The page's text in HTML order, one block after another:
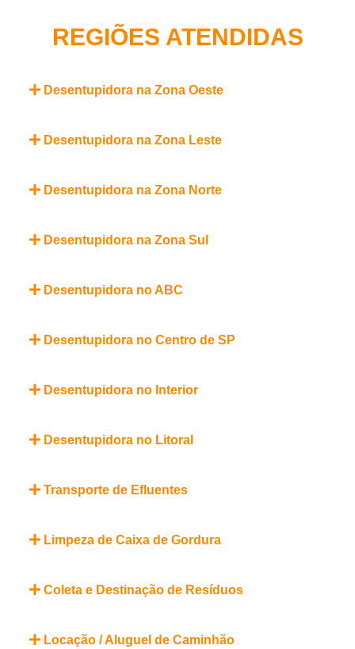
REGIÕES ATENDIDAS
Desentupidora na Zona Oeste
Desentupidora na Zona Leste
Desentupidora na Zona Norte
Desentupidora na Zona Sul
Desentupidora no ABC
Desentupidora no Centro de SP
Desentupidora no Interior
Desentupidora no Litoral
Transporte de Efluentes
Limpeza de Caixa de Gordura
Coleta e Destinação de Resíduos
Locação / Aluguel de Caminhão